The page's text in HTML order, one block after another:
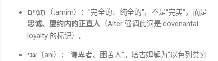
תָּמִים （tamim）："完全的、纯全的"。不是“完美”，而是
忠诚、盟约内的正直人 （Alter 强调此词是 covenantal
loyalty 的标记）。
עָנִי （ani）："谦卑者、困苦人"。塔古姆解为“以色列贫穷